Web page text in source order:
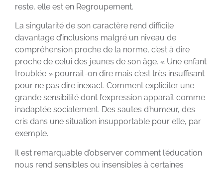
reste, elle est en Regroupement.
La singularité de son caractère rend difficile
davantage d’inclusions malgré un niveau de
compréhension proche de la norme, c’est à dire
proche de celui des jeunes de son âge. « Une enfant
troublée » pourrait-on dire mais c’est très insuffisant
pour ne pas dire inexact. Comment expliciter une
grande sensibilité dont l’expression apparaît comme
inadaptée socialement. Des sautes d’humeur, des
cris dans une situation insupportable pour elle, par
exemple.
Il est remarquable d’observer comment l’éducation
nous rend sensibles ou insensibles à certaines